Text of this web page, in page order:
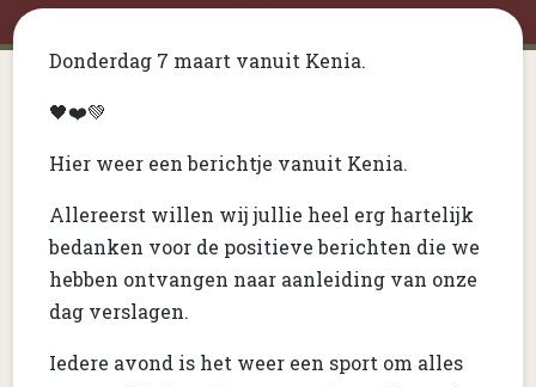
Donderdag 7 maart vanuit Kenia.
🖤❤️💚
Hier weer een berichtje vanuit Kenia.
Allereerst willen wij jullie heel erg hartelijk
bedanken voor de positieve berichten die we
hebben ontvangen naar aanleiding van onze
dag verslagen.
Iedere avond is het weer een sport om alles